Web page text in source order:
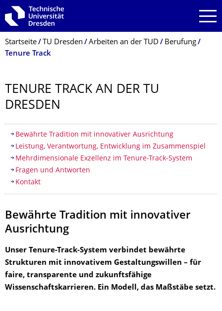
Zur Hauptnavigation springen
Zur Suche springen
Zum Inhalt springen
Breadcrumb-Menü
Startseite TU Dresden Arbeiten an der TUD
Berufung
Tenure Track
TENURE TRACK AN DER TU
DRESDEN
Inhaltsverzeichnis
Bewährte Tradition mit innovativer Ausrichtung
Leistung, Verantwortung, Entwicklung im Zusammenspiel
Mehrdimensionale Exzellenz im Tenure-Track-System
Fragen und Antworten
Kontakt
Bewährte Tradition mit innovativer
Ausrichtung
Unser Tenure-Track-System verbindet bewährte
Strukturen mit innovativem Gestaltungswillen – für
faire, transparente und zukunftsfähige
Wissenschaftskarrieren. Ein Modell, das Maßstäbe setzt.